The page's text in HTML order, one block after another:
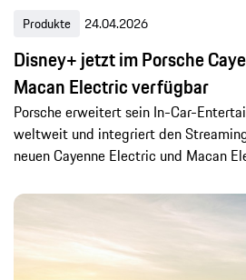
Produkte 24.04.2026
Disney+ jetzt im Porsche
Macan Electric verfügbar
Porsche erweitert sein In-Car-
weltweit und integriert den
neuen Cayenne Electric und Macan